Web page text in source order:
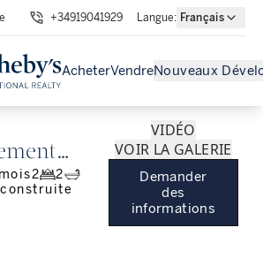
+34919041929 Langue: Français
AcheterVendreNouveaux
2
2
VIDÉO
VOIR LA GALERIE
Demander
des
informations